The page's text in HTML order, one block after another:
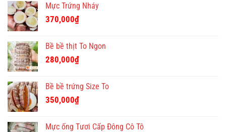
Mực Trứng Nháy
370,000₫
Bề bề thịt To Ngon
280,000₫
Bề bề trứng Size To
350,000₫
Mực ống Tươi Cấp Đông Cô Tô